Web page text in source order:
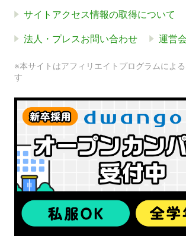
サイトアクセス情報の取得について
法人・プレスお問い合わせ 運営
※本サイトはアフィリエイトプログラムによ
す